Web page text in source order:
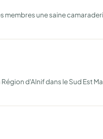
une saine
d'Alnif dans le Sud Est